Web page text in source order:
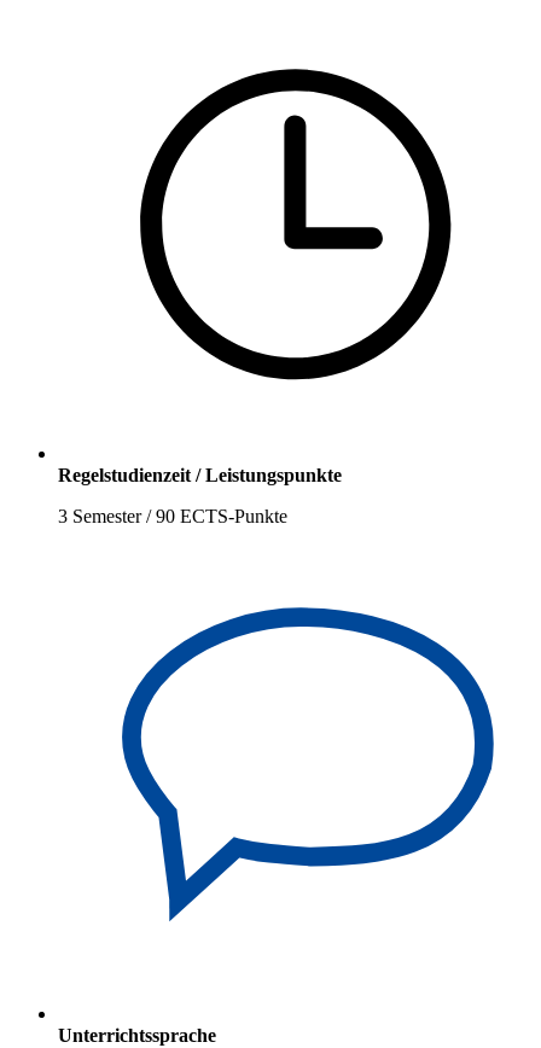
Regelstudienzeit / Leistungspunkte
3 Semester / 90 ECTS-Punkte
Unterrichtssprache